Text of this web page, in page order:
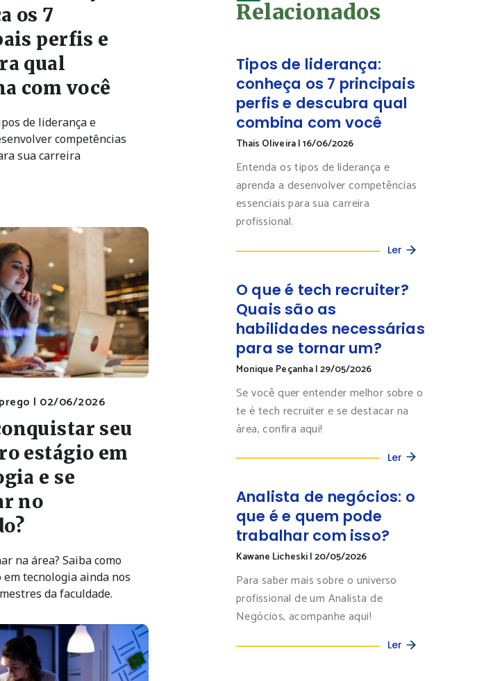
perfis e
qual
com você
de liderança e
sua carreira
|02/06/2026
seu
estágio em
e se
no
na área? Saiba como
da faculdade.
conheça os 7 principais
perfis e descubra qual
combina com você
Thais Oliveira
Entenda os tipos de liderança e
essenciais para sua carreira
profissional.
O que é tech recruiter?
Quais são as
habilidades necessárias
para se tornar um?
Monique Peçanha
Se você quer entender melhor sobre o
área, confira aqui!
Analista de negócios: o
que é e quem pode
trabalhar com isso?
Kawane Licheski 20/05/2026
Para saber mais sobre o universo
Negócios, acompanhe aqui!